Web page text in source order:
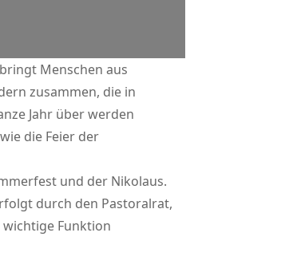
Menschen aus
zusammen, die in
Jahr über werden
die Feier der
und der Nikolaus.
durch den Pastoralrat,
Funktion